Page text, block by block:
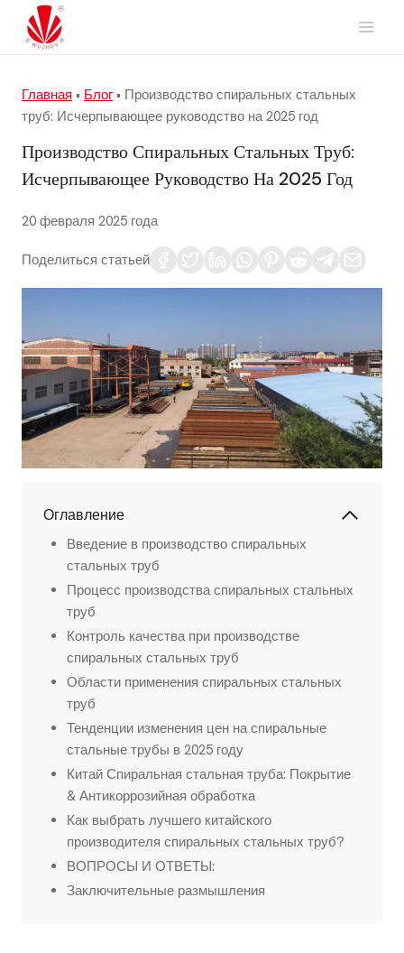
Перейти
содержимому
Главная • Блог • Производство спиральных стальных
труб: Исчерпывающее руководство на 2025 год
Производство Спиральных Стальных Труб:
Исчерпывающее Руководство На 2025 Год
20 февраля 2025 года
Поделиться статьей
Оглавление
Введение в производство спиральных
стальных труб
Процесс производства спиральных стальных
труб
Контроль качества при производстве
спиральных стальных труб
Области применения спиральных стальных
труб
Тенденции изменения цен на спиральные
стальные трубы в 2025 году
Китай Спиральная стальная труба: Покрытие
& Антикоррозийная обработка
Как выбрать лучшего китайского
производителя спиральных стальных труб?
ВОПРОСЫ И ОТВЕТЫ:
Заключительные размышления